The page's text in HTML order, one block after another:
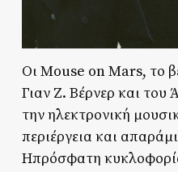
Οι Mouse on Mars, το
Γιαν Ζ. Βέρνερ και του
την ηλεκτρονική
περιέργεια και
Ηπρόσφατη